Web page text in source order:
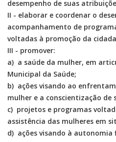
desempenho de suas
II - elaborar e coordenar o
acompanhamento de
voltadas à promoção da
III - promover:
a) a saúde da mulher, em
Municipal da Saúde;
b) ações visando ao
mulher e a conscientização de
c) projetos e programas
assistência das mulheres em
d) ações visando à autonomia